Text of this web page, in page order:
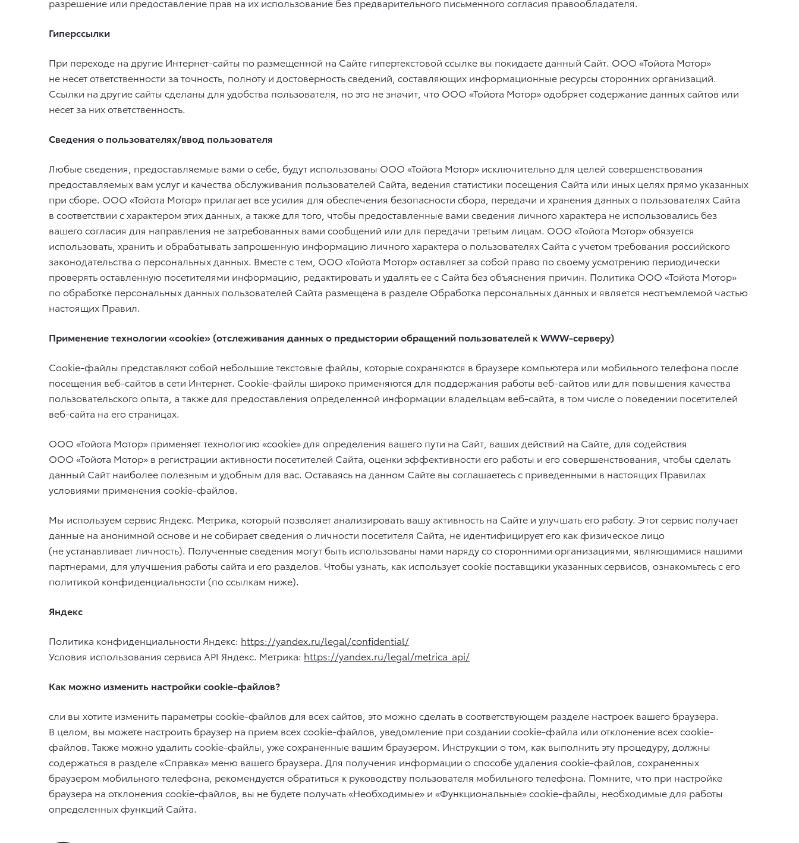
Гиперссылки
При переходе на другие Интернет-сайты по размещенной на Сайте гипертекстовой ссылке вы покидаете данный Сайт. ООО «Тойота Мотор»
не несет ответственности за точность, полноту и достоверность сведений, составляющих информационные ресурсы сторонних организаций.
Ссылки на другие сайты сделаны для удобства пользователя, но это не значит, что ООО «Тойота Мотор» одобряет содержание данных сайтов или
несет за них ответственность.
Сведения о пользователях/ввод пользователя
Любые сведения, предоставляемые вами о себе, будут использованы ООО «Тойота Мотор» исключительно для целей совершенствования
предоставляемых вам услуг и качества обслуживания пользователей Сайта, ведения статистики посещения Сайта или иных целях прямо указанных
при сборе. ООО «Тойота Мотор» прилагает все усилия для обеспечения безопасности сбора, передачи и хранения данных о пользователях Сайта
в соответствии с характером этих данных, а также для того, чтобы предоставленные вами сведения личного характера не использовались без
вашего согласия для направления не затребованных вами сообщений или для передачи третьим лицам. ООО «Тойота Мотор» обязуется
использовать, хранить и обрабатывать запрошенную информацию личного характера о пользователях Сайта с учетом требования российского
законодательства о персональных данных. Вместе с тем, ООО «Тойота Мотор» оставляет за собой право по своему усмотрению периодически
проверять оставленную посетителями информацию, редактировать и удалять ее с Сайта без объяснения причин. Политика ООО «Тойота Мотор»
по обработке персональных данных пользователей Сайта размещена в разделе Обработка персональных данных и является неотъемлемой частью
настоящих Правил.
Применение технологии «cookie» (отслеживания данных о предыстории обращений пользователей к WWW-серверу)
Cookie-файлы представляют собой небольшие текстовые файлы, которые сохраняются в браузере компьютера или мобильного телефона после
посещения веб-сайтов в сети Интернет. Cookie-файлы широко применяются для поддержания работы веб-сайтов или для повышения качества
пользовательского опыта, а также для предоставления определенной информации владельцам веб-сайта, в том числе о поведении посетителей
веб-сайта на его страницах.
ООО «Тойота Мотор» применяет технологию «cookie» для определения вашего пути на Сайт, ваших действий на Сайте, для содействия
ООО «Тойота Мотор» в регистрации активности посетителей Сайта, оценки эффективности его работы и его совершенствования, чтобы сделать
данный Сайт наиболее полезным и удобным для вас. Оставаясь на данном Сайте вы соглашаетесь с приведенными в настоящих Правилах
условиями применения cookie-файлов.
Мы используем сервис Яндекс. Метрика, который позволяет анализировать вашу активность на Сайте и улучшать его работу. Этот сервис получает
данные на анонимной основе и не собирает сведения о личности посетителя Сайта, не идентифицирует его как физическое лицо
(не устанавливает личность). Полученные сведения могут быть использованы нами наряду со сторонними организациями, являющимися нашими
партнерами, для улучшения работы сайта и его разделов. Чтобы узнать, как использует cookie поставщики указанных сервисов, ознакомьтесь с его
политикой конфиденциальности (по ссылкам ниже).
Яндекс
Политика конфиденциальности Яндекс: https://yandex.ru/legal/confidential/
Условия использования сервиса API Яндекс. Метрика: https://yandex.ru/legal/metrica_api/
Как можно изменить настройки cookie-файлов?
сли вы хотите изменить параметры cookie-файлов для всех сайтов, это можно сделать в соответствующем разделе настроек вашего браузера.
В целом, вы можете настроить браузер на прием всех cookie-файлов, уведомление при создании cookie-файла или отклонение всех cookie-
файлов. Также можно удалить cookie-файлы, уже сохраненные вашим браузером. Инструкции о том, как выполнить эту процедуру, должны
содержаться в разделе «Справка» меню вашего браузера. Для получения информации о способе удаления cookie-файлов, сохраненных
браузером мобильного телефона, рекомендуется обратиться к руководству пользователя мобильного телефона. Помните, что при настройке
браузера на отклонения cookie-файлов, вы не будете получать «Необходимые» и «Функциональные» cookie-файлы, необходимые для работы
определенных функций Сайта.